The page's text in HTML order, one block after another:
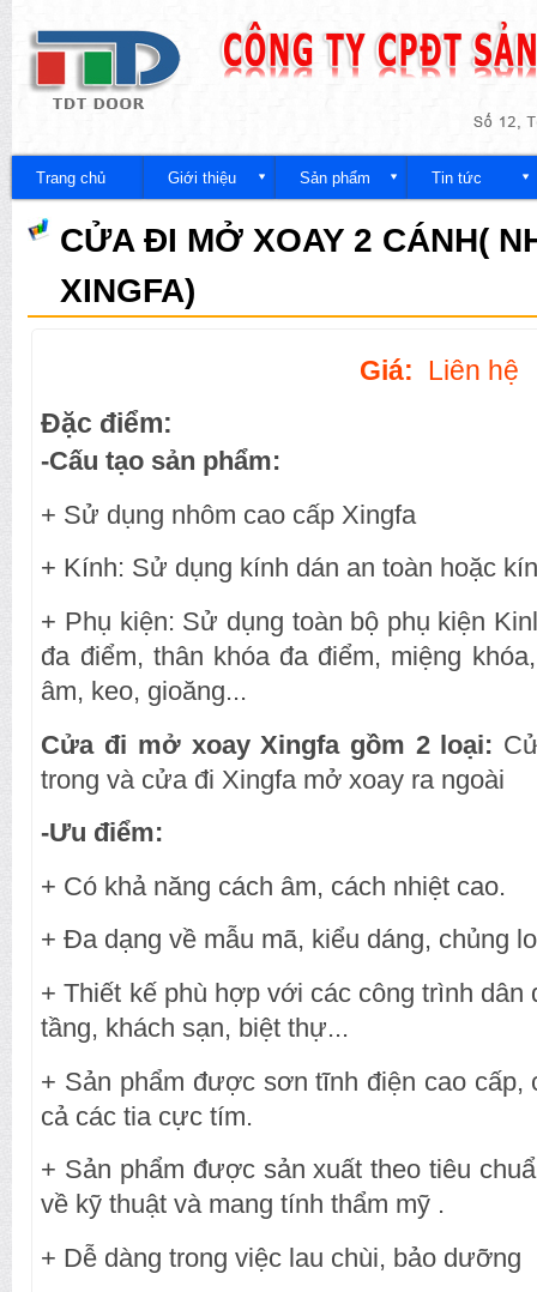
nội
Công
ty
Trang chủ Giới thiệu Sản phẩm Tin tức
CỬA ĐI MỞ XOAY 2 CÁNH(
XINGFA)
Giá: Liên hệ
Đặc điểm:
-Cấu tạo sản phẩm:
+ Sử dụng nhôm cao cấp Xingfa
+ Kính: Sử dụng kính dán an toàn hoặc
+ Phụ kiện: Sử dụng toàn bộ phụ kiện
đa điểm, thân khóa đa điểm, miệng
âm, keo, gioăng...
Cửa đi mở xoay Xingfa gồm 2 loại:
trong và cửa đi Xingfa mở xoay ra ngoài
-Ưu điểm:
+ Có khả năng cách âm, cách nhiệt cao.
+ Đa dạng về mẫu mã, kiểu dáng, chủng
+ Thiết kế phù hợp với các công trình dân
tầng, khách sạn, biệt thự...
+ Sản phẩm được sơn tĩnh điện cao cấp,
cả các tia cực tím.
+ Sản phẩm được sản xuất theo tiêu
về kỹ thuật và mang tính thẩm mỹ .
+ Dễ dàng trong việc lau chùi, bảo dưỡng